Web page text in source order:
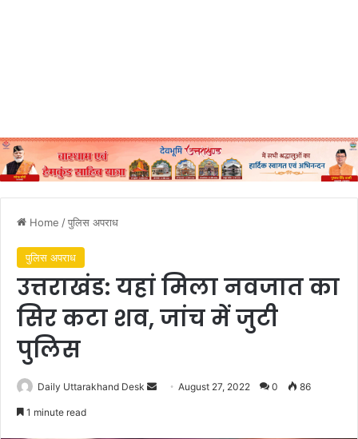
Home /पुलिस अपराध
पुलिस अपराध
उत्तराखंड: यहां मिला नवजात का
सिर कटा शव, जांच में जुटी
पुलिस
Daily Uttarakhand Desk
SendAugust 27, 2022 0 86
1 minute read